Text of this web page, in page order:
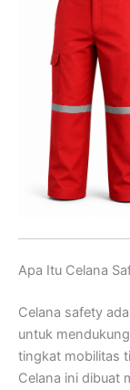
Apa Itu Celana
Celana safety
untuk
tingkat mobilitas
Celana ini dibuat